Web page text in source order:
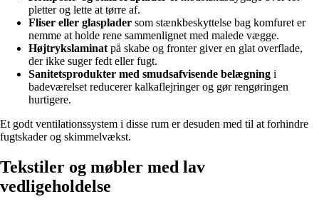
pletter og lette at tørre af.
Fliser eller glasplader som stænkbeskyttelse bag komfuret er
nemme at holde rene sammenlignet med malede vægge.
Højtrykslaminat på skabe og fronter giver en glat overflade,
der ikke suger fedt eller fugt.
Sanitetsprodukter med smudsafvisende belægning i
badeværelset reducerer kalkaflejringer og gør rengøringen
hurtigere.
Et godt ventilationssystem i disse rum er desuden med til at forhindre
fugtskader og skimmelvækst.
Tekstiler og møbler med lav
vedligeholdelse